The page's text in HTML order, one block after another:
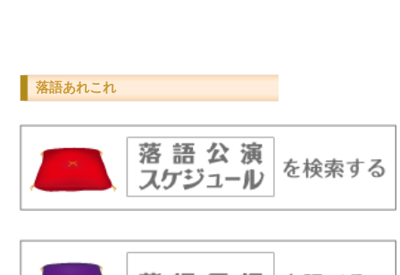
落語あれこれ